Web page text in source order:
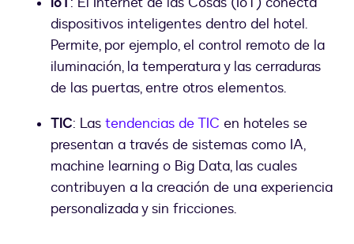
dispositivos inteligentes dentro del hotel.
Permite, por ejemplo, el control remoto de la
iluminación, la temperatura y las cerraduras
de las puertas, entre otros elementos.
TIC: Las tendencias de TIC en hoteles se
presentan a través de sistemas como IA,
machine learning o Big Data, las cuales
contribuyen a la creación de una experiencia
personalizada y sin fricciones.